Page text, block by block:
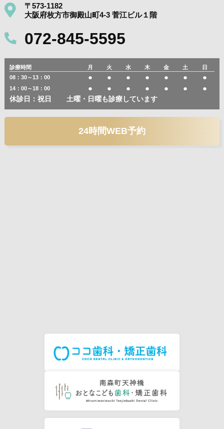
〒573-1182
大阪府枚方市御殿山町4-3 菅江ビル１階
072-845-5595
診療時間 月 火 水 木 金 土
日
08：30～13：00
● ● ● ● ● ● ●
14：00～18：00 ● ● ● ● ● ● ●
休診日：祝日 土曜・日曜も診療しています
24時間WEB予約